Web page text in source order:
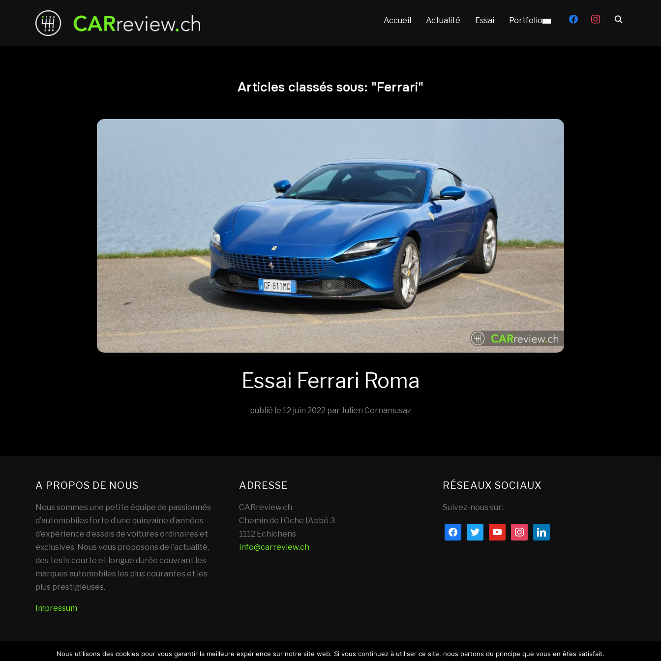
facebookinstagram
Accueil Actualité Essai Portfolio
Articles classés sous: "Ferrari"
Essai Ferrari Roma
publié le 12 juin 2022 par Julien Cornamusaz
A PROPOS DE NOUS
Nous sommes une petite équipe de passionnés
d’automobiles forte d’une quinzaine d’années
d’expérience d’essais de voitures ordinaires et
exclusives. Nous vous proposons de l’actualité,
des tests courte et longue durée couvrant les
marques automobiles les plus courantes et les
plus prestigieuses.
Impressum
ADRESSE
CARreview.ch
Chemin de l’Oche l’Abbé 3
1112 Echichens
info@carreview.ch
RÉSEAUX SOCIAUX
Suivez-nous sur:
facebooktwitteryoutubeinstagramlinkedin
Nous utilisons des cookies pour vous garantir la meilleure expérience sur notre site web. Si vous continuez à utiliser ce site, nous partons du principe que vous en êtes satisfait.